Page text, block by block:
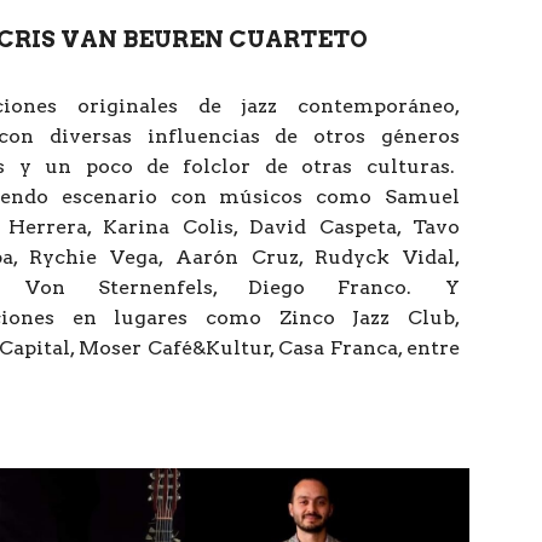
VAN BEUREN CUARTETO
originales de jazz contemporáneo,
diversas influencias de otros géneros
y un poco de folclor de otras culturas.
escenario con músicos como Samuel
Karina Colis, David Caspeta, Tavo
Rychie Vega, Aarón Cruz, Rudyck Vidal,
Von Sternenfels, Diego Franco. Y
en lugares como Zinco Jazz Club,
Moser Café&Kultur, Casa Franca, entre